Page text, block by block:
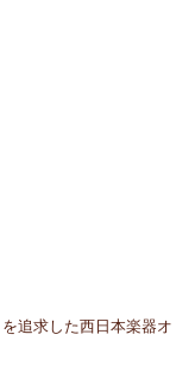
追求した西日本楽器オ